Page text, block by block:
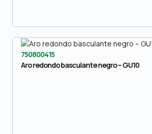
750800415
Aro redondo basculante negro – GU10